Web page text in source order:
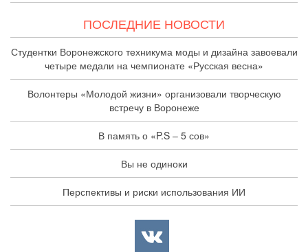
ПОСЛЕДНИЕ НОВОСТИ
Студентки Воронежского техникума моды и дизайна завоевали
четыре медали на чемпионате «Русская весна»
Волонтеры «Молодой жизни» организовали творческую
встречу в Воронеже
В память о «P.S – 5 сов»
Вы не одиноки
Перспективы и риски использования ИИ